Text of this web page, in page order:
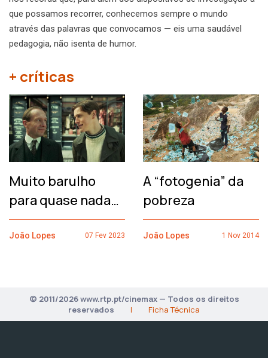
que possamos recorrer, conhecemos sempre o mundo
através das palavras que convocamos — eis uma saudável
pedagogia, não isenta de humor.
+ críticas
Muito barulho
para quase nada…
João Lopes 07 Fev 2023
A “fotogenia” da
pobreza
João Lopes 1 Nov 2014
© 2011/2026 www.rtp.pt/cinemax — Todos os direitos
reservados
| Ficha Técnica